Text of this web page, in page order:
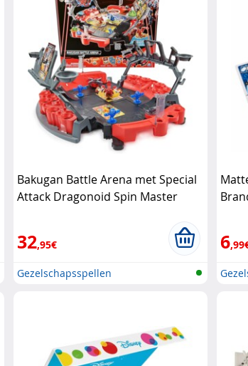
Bakugan Battle Arena met Special
Attack Dragonoid Spin Master
32,95€
Gezelschapsspellen
6